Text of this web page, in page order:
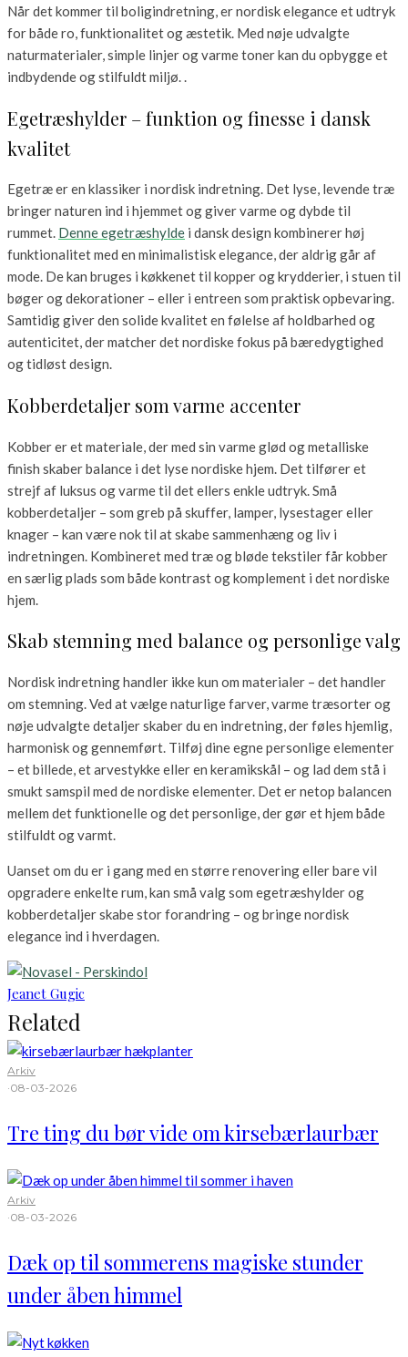
Når det kommer til boligindretning, er nordisk elegance et udtryk
for både ro, funktionalitet og æstetik. Med nøje udvalgte
naturmaterialer, simple linjer og varme toner kan du opbygge et
indbydende og stilfuldt miljø. .
Egetræshylder – funktion og finesse i dansk
kvalitet
Egetræ er en klassiker i nordisk indretning. Det lyse, levende træ
bringer naturen ind i hjemmet og giver varme og dybde til
rummet. Denne egetræshylde i dansk design kombinerer høj
funktionalitet med en minimalistisk elegance, der aldrig går af
mode. De kan bruges i køkkenet til kopper og krydderier, i stuen til
bøger og dekorationer – eller i entreen som praktisk opbevaring.
Samtidig giver den solide kvalitet en følelse af holdbarhed og
autenticitet, der matcher det nordiske fokus på bæredygtighed
og tidløst design.
Kobberdetaljer som varme accenter
Kobber er et materiale, der med sin varme glød og metalliske
finish skaber balance i det lyse nordiske hjem. Det tilfører et
strejf af luksus og varme til det ellers enkle udtryk. Små
kobberdetaljer – som greb på skuffer, lamper, lysestager eller
knager – kan være nok til at skabe sammenhæng og liv i
indretningen. Kombineret med træ og bløde tekstiler får kobber
en særlig plads som både kontrast og komplement i det nordiske
hjem.
Skab stemning med balance og personlige valg
Nordisk indretning handler ikke kun om materialer – det handler
om stemning. Ved at vælge naturlige farver, varme træsorter og
nøje udvalgte detaljer skaber du en indretning, der føles hjemlig,
harmonisk og gennemført. Tilføj dine egne personlige elementer
– et billede, et arvestykke eller en keramikskål – og lad dem stå i
smukt samspil med de nordiske elementer. Det er netop balancen
mellem det funktionelle og det personlige, der gør et hjem både
stilfuldt og varmt.
Uanset om du er i gang med en større renovering eller bare vil
opgradere enkelte rum, kan små valg som egetræshylder og
kobberdetaljer skabe stor forandring – og bringe nordisk
elegance ind i hverdagen.
Jeanet Gugic
Related
Arkiv
·08-03-2026
Tre ting du bør vide om kirsebærlaurbær
Arkiv
·08-03-2026
Dæk op til sommerens magiske stunder
under åben himmel